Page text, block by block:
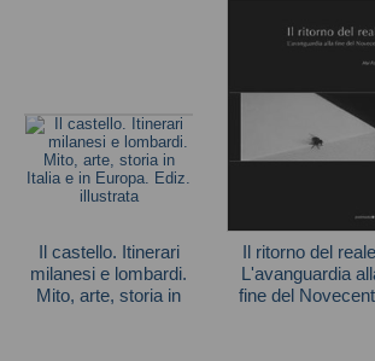
Il castello. Itinerari
milanesi e lombardi.
Mito, arte, storia in
Il ritorno del
L'avanguardia
fine del